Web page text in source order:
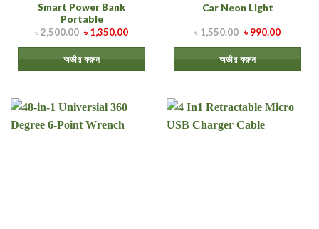
Smart Power Bank
Portable
৳2,500.00 ৳1,350.00
অর্ডার করুন
Car Neon Light
৳1,550.00 ৳990.00
অর্ডার করুন